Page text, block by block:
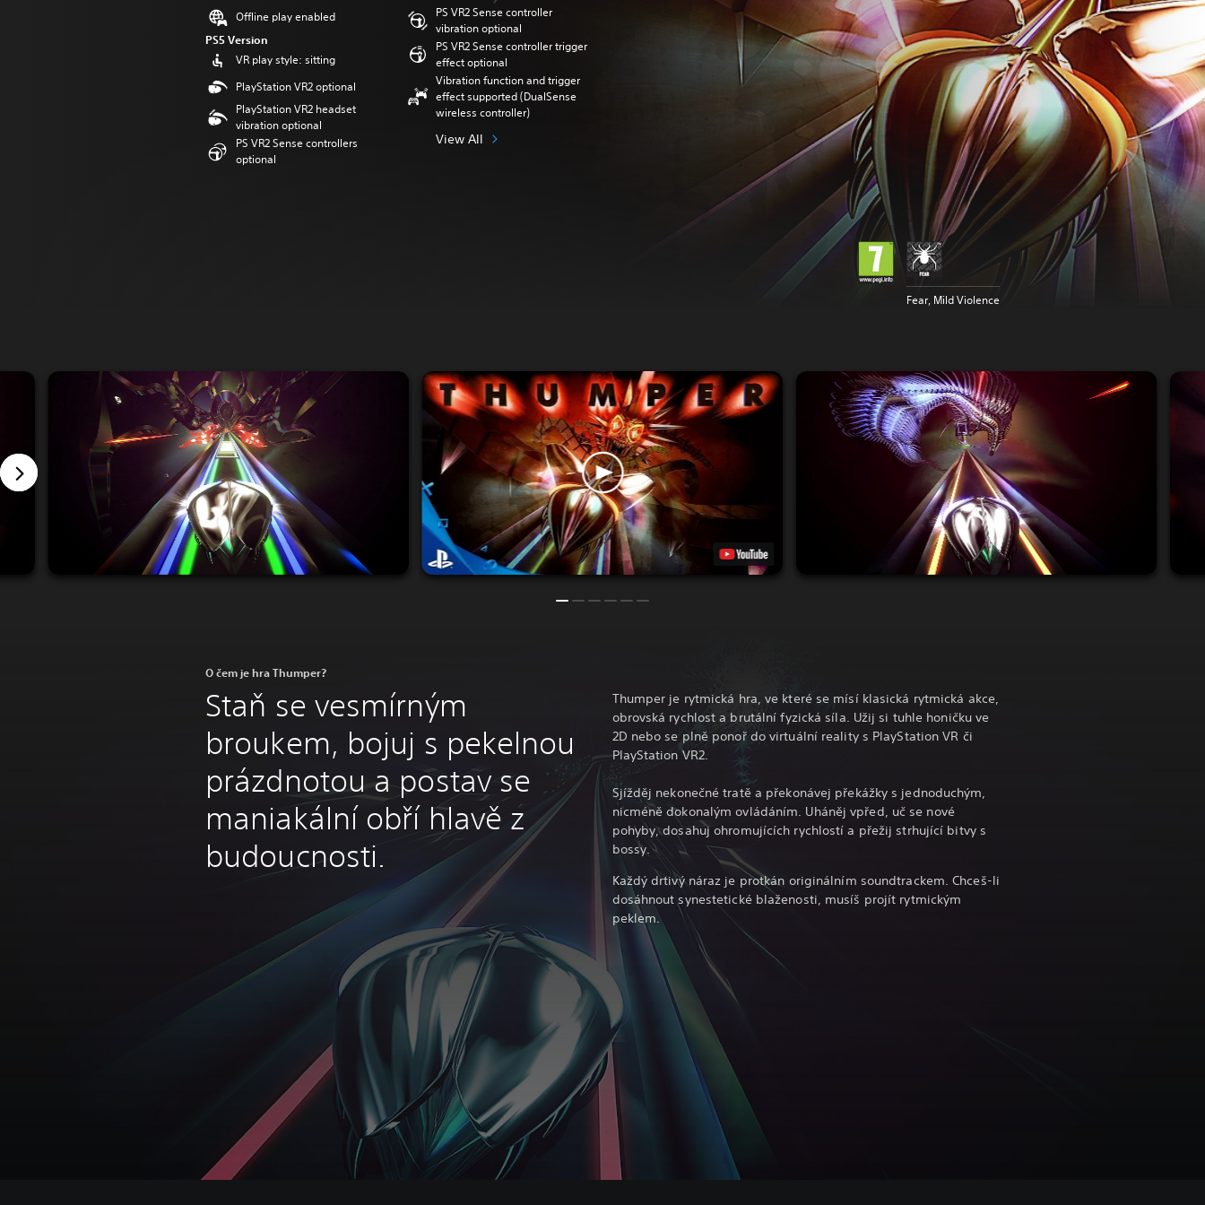
Offline play enabled
PS5 Version
VR play style: sitting
PlayStation VR2 optional
PlayStation VR2 headset
vibration optional
PS VR2 Sense controllers
optional
PS VR2 Sense controller
vibration optional
PS VR2 Sense controller trigger
effect optional
Vibration function and trigger
effect supported (DualSense
wireless controller)
View All
Fear, Mild Violence
O čem je hra Thumper?
Staň se vesmírným
broukem, bojuj s pekelnou
prázdnotou a postav se
maniakální obří hlavě z
budoucnosti.
Thumper je rytmická hra, ve které se mísí klasická rytmická akce,
obrovská rychlost a brutální fyzická síla. Užij si tuhle honičku ve
2D nebo se plně ponoř do virtuální reality s PlayStation VR či
PlayStation VR2.
Sjížděj nekonečné tratě a překonávej překážky s jednoduchým,
nicméně dokonalým ovládáním. Uháněj vpřed, uč se nové
pohyby, dosahuj ohromujících rychlostí a přežij strhující bitvy s
bossy.
Každý drtivý náraz je protkán originálním soundtrackem. Chceš-li
dosáhnout synestetické blaženosti, musíš projít rytmickým
peklem.